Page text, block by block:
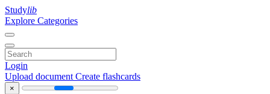
Studylib
Explore Categories
Login
Upload document Create flashcards
×